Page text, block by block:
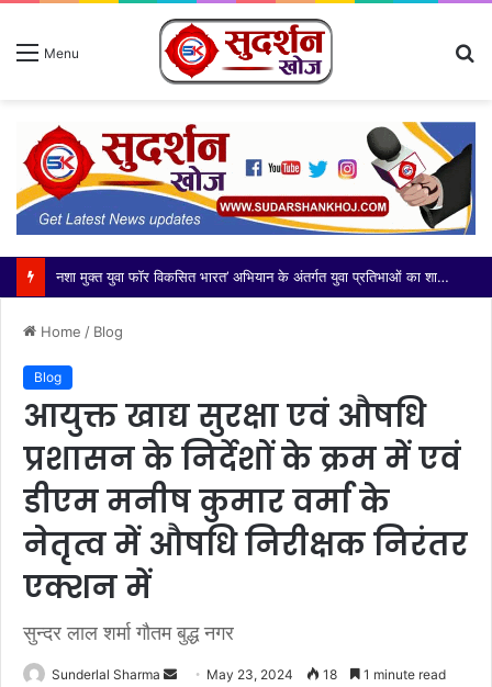
Menu
आज भारतीय किसान यूनियन मंच की कोर कमेटी ने दादरी तहसील के नवनियुक्त उपजिलाधिकारी (एसडीएम) श्री अभिनेंद्र सिंह जी का
Home / Blog
Blog
आयुक्त खाद्य सुरक्षा एवं औषधि
प्रशासन के निर्देशों के क्रम में एवं
डीएम मनीष कुमार वर्मा के
नेतृत्व में औषधि निरीक्षक निरंतर
एक्शन में
सुन्दर लाल शर्मा गौतम बुद्ध नगर
Sunderlal Sharma
Send May 23, 2024 18 1 minute read